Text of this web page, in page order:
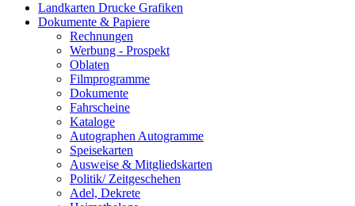
Landkarten Drucke Grafiken
Dokumente & Papiere
Rechnungen
Werbung - Prospekt
Oblaten
Filmprogramme
Dokumente
Fahrscheine
Kataloge
Autographen Autogramme
Speisekarten
Ausweise & Mitgliedskarten
Politik/ Zeitgeschehen
Adel, Dekrete